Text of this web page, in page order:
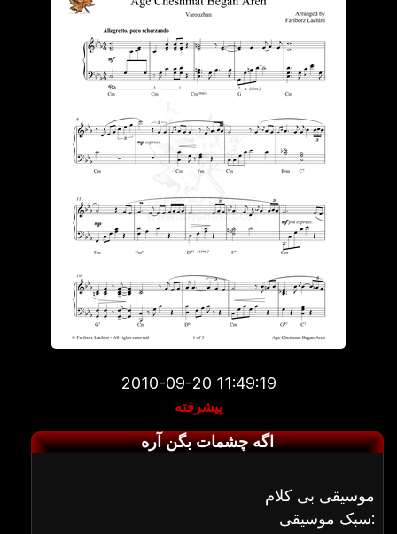
2010-09-20 11:49:19
پیشرفته
اگه چشمات بگن آره
موسیقی بی کلام
سبک موسیقی: